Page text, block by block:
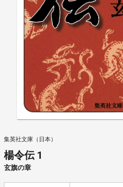
集英社文庫（日本）
楊令伝 1
玄旗の章